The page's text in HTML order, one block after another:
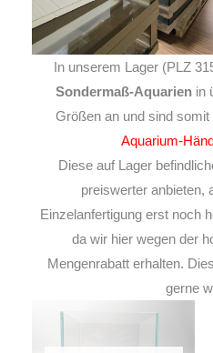
In unserem Lager (PLZ
Sondermaß-Aquarien in
Größen an und sind somit
Aquarium-
Diese auf Lager
preiswerter anbieten,
Einzelanfertigung erst noch
da wir hier wegen der
Mengenrabatt erhalten.
gerne